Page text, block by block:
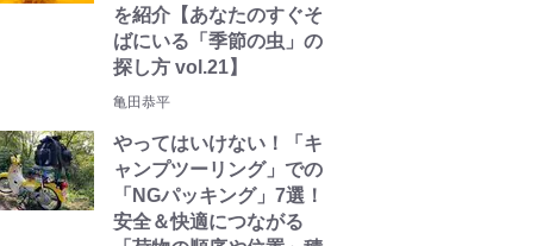
を紹介【あなたのすぐそ
ばにいる「季節の虫」の
探し方 vol.21】
亀田恭平
やってはいけない！「キ
ャンプツーリング」での
「NGパッキング」7選！
安全＆快適につながる